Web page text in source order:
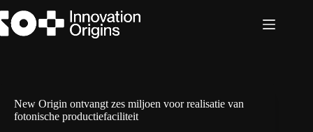
naar
de
New Origin ontvangt zes miljoen voor realisatie van
fotonische productiefaciliteit